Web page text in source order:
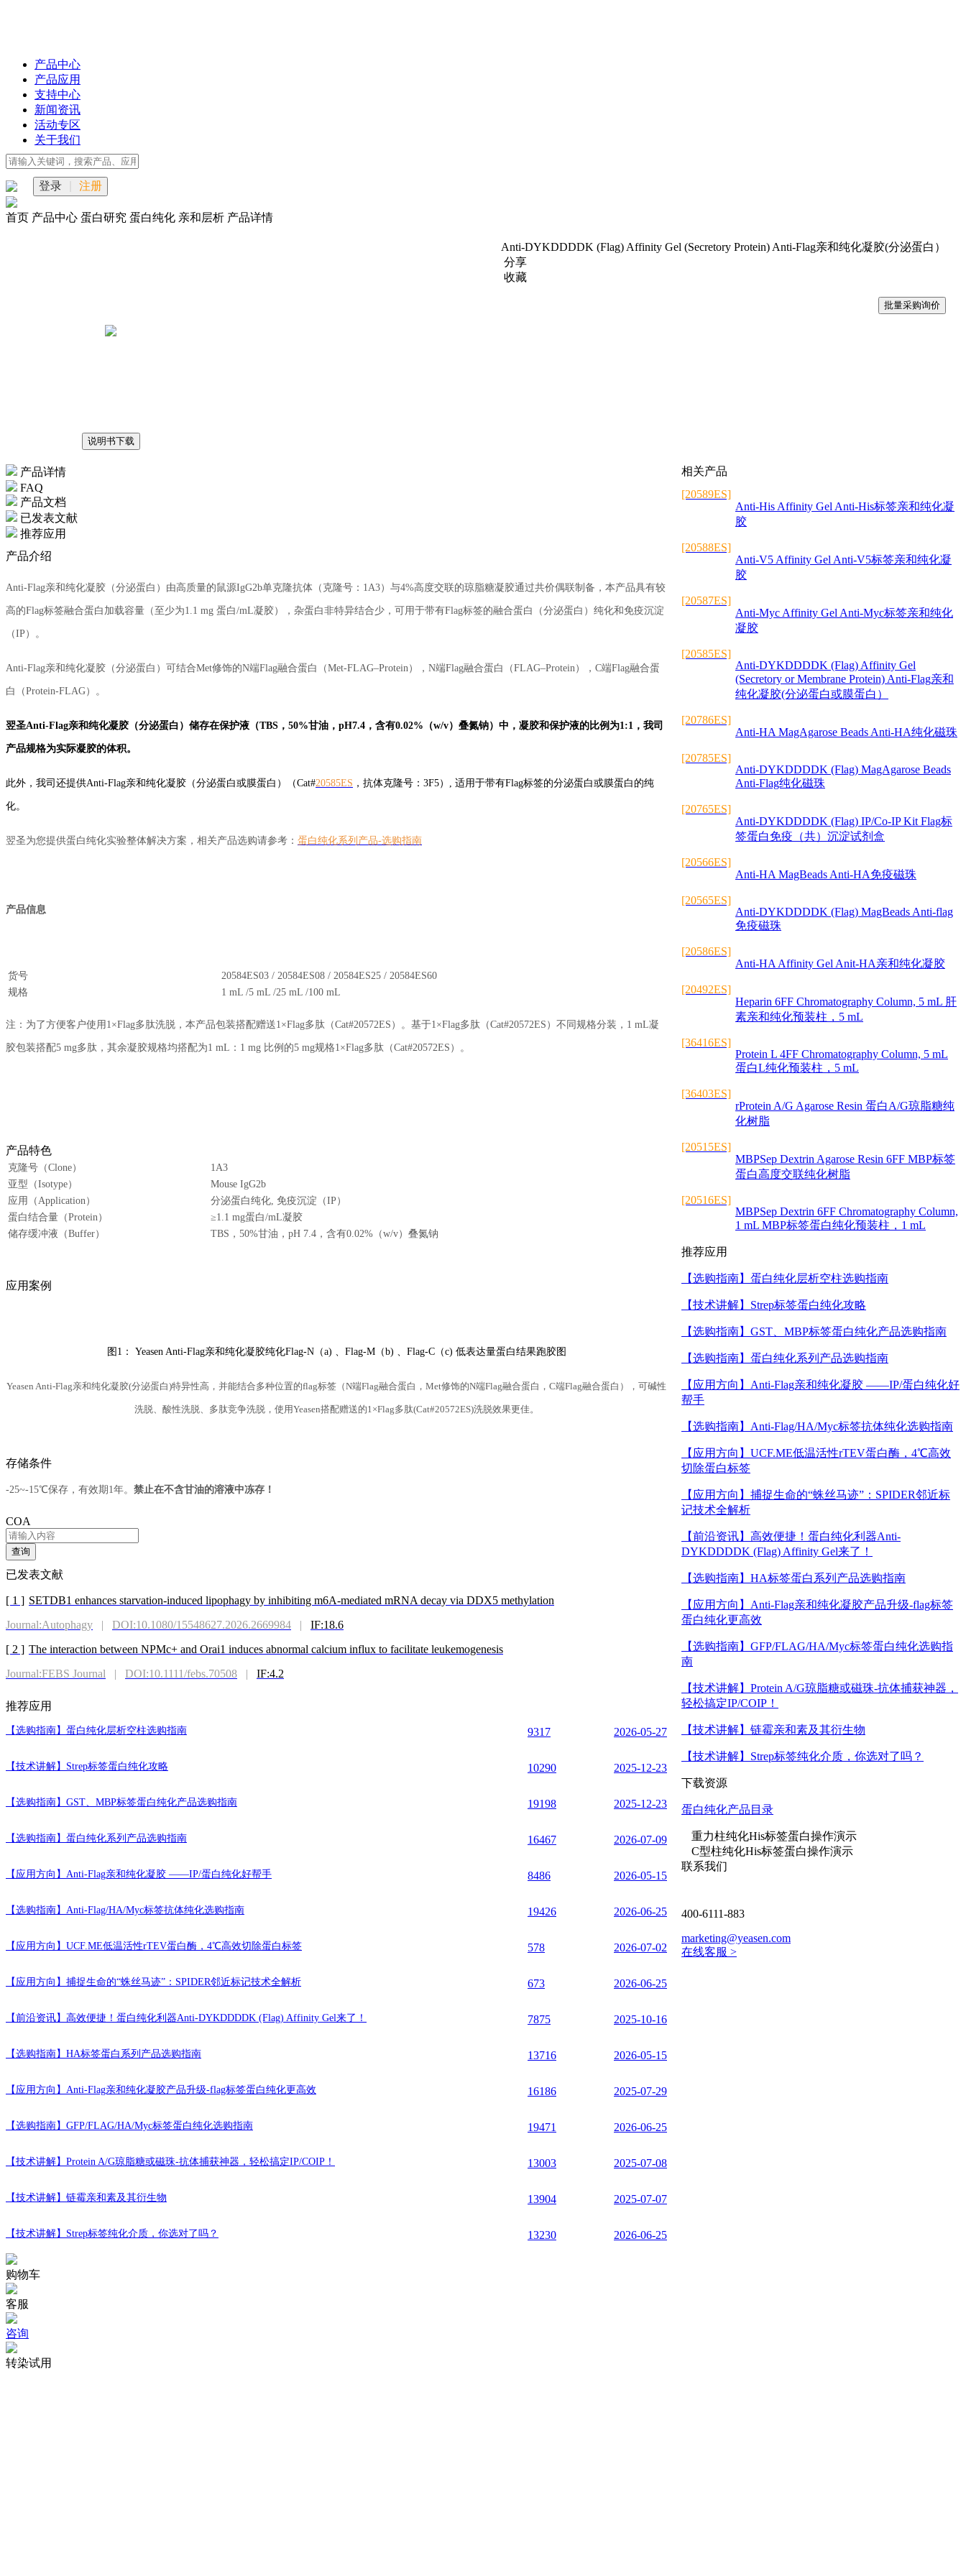
产品中心
产品应用
支持中心
新闻资讯
活动专区
关于我们
登录 注册
首页 产品中心 蛋白研究 蛋白纯化 亲和层析 产品详情
说明书下载
Anti-DYKDDDDK (Flag) Affinity Gel (Secretory Protein) Anti-Flag亲和纯化凝胶(分泌蛋白）
分享
收藏
批量采购询价
产品详情
FAQ
产品文档
已发表文献
推荐应用
产品介绍
Anti-Flag亲和纯化凝胶（分泌蛋白）由高质量的鼠源IgG2b单克隆抗体（克隆号：1A3）与4%高度交联的琼脂糖凝胶通过共价偶联制备，本产品具有较
高的Flag标签融合蛋白加载容量（至少为1.1 mg 蛋白/mL凝胶），杂蛋白非特异结合少，可用于带有Flag标签的融合蛋白（分泌蛋白）纯化和免疫沉淀
（IP）。
Anti-Flag亲和纯化凝胶（分泌蛋白）可结合Met修饰的N端Flag融合蛋白（Met-FLAG–Protein），N端Flag融合蛋白（FLAG–Protein），C端Flag融合蛋
白（Protein-FLAG）。
翌圣Anti-Flag亲和纯化凝胶（分泌蛋白）储存在保护液（TBS，50%甘油，pH7.4，含有0.02%（w/v）叠氮钠）中，凝胶和保护液的比例为1:1，我司
产品规格为实际凝胶的体积。
此外，我司还提供Anti-Flag亲和纯化凝胶（分泌蛋白或膜蛋白）（Cat#20585ES ，抗体克隆号：3F5）, 适用于带有Flag标签的分泌蛋白或膜蛋白的纯
化。
翌圣为您提供蛋白纯化实验整体解决方案，相关产品选购请参考： 蛋白纯化系列产品-选购指南
产品信息
货号
20584ES03 / 20584ES08 / 20584ES25 / 20584ES60
规格
1 mL /5 mL /25 mL /100 mL
注：为了方便客户使用1×Flag多肽洗脱，本产品包装搭配赠送1×Flag多肽（Cat#20572ES）。基于1×Flag多肽（Cat#20572ES）不同规格分装，1 mL凝
胶包装搭配5 mg多肽，其余凝胶规格均搭配为1 mL：1 mg 比例的5 mg规格1×Flag多肽（Cat#20572ES）。
产品特色
克隆号（Clone）
1A3
亚型（Isotype）
Mouse IgG2b
应用（Application）
分泌蛋白纯化, 免疫沉淀（IP）
蛋白结合量（Protein）
≥1.1 mg蛋白/mL凝胶
储存缓冲液（Buffer）
TBS，50%甘油，pH 7.4，含有0.02%（w/v）叠氮钠
应用案例
图1： Yeasen Anti-Flag亲和纯化凝胶纯化Flag-N（a) 、Flag-M（b) 、Flag-C（c) 低表达量蛋白结果跑胶图
Yeasen Anti-Flag亲和纯化凝胶(分泌蛋白)特异性高，并能结合多种位置的flag标签（N端Flag融合蛋白，Met修饰的N端Flag融合蛋白，C端Flag融合蛋白），可碱性
洗脱、酸性洗脱、多肽竞争洗脱，使用Yeasen搭配赠送的1×Flag多肽(Cat#20572ES)洗脱效果更佳。
存储条件
-25~-15℃保存，有效期1年。 禁止在不含甘油的溶液中冻存！
COA
查询
已发表文献
[ 1 ] SETDB1 enhances starvation-induced lipophagy by inhibiting m6A-mediated mRNA decay via DDX5 methylation
Journal:Autophagy
| DOI:10.1080/15548627.2026.2669984 |
IF:18.6
[ 2 ] The interaction between NPMc+ and Orai1 induces abnormal calcium influx to facilitate leukemogenesis
Journal:FEBS Journal
| DOI:10.1111/febs.70508 | IF:4.2
推荐应用
【选购指南】 蛋白纯化层析空柱选购指南 9317 2026-05-27
【技术讲解】 Strep标签蛋白纯化攻略 10290 2025-12-23
【选购指南】 GST、MBP标签蛋白纯化产品选购指南 19198 2025-12-23
【选购指南】 蛋白纯化系列产品选购指南 16467 2026-07-09
【应用方向】 Anti-Flag亲和纯化凝胶 ——IP/蛋白纯化好帮手 8486 2026-05-15
【选购指南】 Anti-Flag/HA/Myc标签抗体纯化选购指南 19426 2026-06-25
【应用方向】 UCF.ME低温活性rTEV蛋白酶，4℃高效切除蛋白标签 578 2026-07-02
【应用方向】 捕捉生命的“蛛丝马迹”：SPIDER邻近标记技术全解析 673 2026-06-25
【前沿资讯】 高效便捷！蛋白纯化利器Anti-DYKDDDDK (Flag) Affinity Gel来了！ 7875 2025-10-16
【选购指南】 HA标签蛋白系列产品选购指南 13716 2026-05-15
【应用方向】 Anti-Flag亲和纯化凝胶产品升级-flag标签蛋白纯化更高效 16186 2025-07-29
【选购指南】 GFP/FLAG/HA/Myc标签蛋白纯化选购指南 19471 2026-06-25
【技术讲解】 Protein A/G琼脂糖或磁珠-抗体捕获神器，轻松搞定IP/COIP！ 13003 2025-07-08
【技术讲解】 链霉亲和素及其衍生物 13904 2025-07-07
【技术讲解】 Strep标签纯化介质，你选对了吗？ 13230 2026-06-25
相关产品
[20589ES]
Anti-His Affinity Gel Anti-His标签亲和纯化凝
胶
[20588ES]
Anti-V5 Affinity Gel Anti-V5标签亲和纯化凝
胶
[20587ES]
Anti-Myc Affinity Gel Anti-Myc标签亲和纯化
凝胶
[20585ES]
Anti-DYKDDDDK (Flag) Affinity Gel
(Secretory or Membrane Protein) Anti-Flag亲和
纯化凝胶(分泌蛋白或膜蛋白）
[20786ES]
Anti-HA MagAgarose Beads Anti-HA纯化磁珠
[20785ES]
Anti-DYKDDDDK (Flag) MagAgarose Beads
Anti-Flag纯化磁珠
[20765ES]
Anti-DYKDDDDK (Flag) IP/Co-IP Kit Flag标
签蛋白免疫（共）沉淀试剂盒
[20566ES]
Anti-HA MagBeads Anti-HA免疫磁珠
[20565ES]
Anti-DYKDDDDK (Flag) MagBeads Anti-flag
免疫磁珠
[20586ES]
Anti-HA Affinity Gel Anit-HA亲和纯化凝胶
[20492ES]
Heparin 6FF Chromatography Column, 5 mL 肝
素亲和纯化预装柱，5 mL
[36416ES]
Protein L 4FF Chromatography Column, 5 mL
蛋白L纯化预装柱，5 mL
[36403ES]
rProtein A/G Agarose Resin 蛋白A/G琼脂糖纯
化树脂
[20515ES]
MBPSep Dextrin Agarose Resin 6FF MBP标签
蛋白高度交联纯化树脂
[20516ES]
MBPSep Dextrin 6FF Chromatography Column,
1 mL MBP标签蛋白纯化预装柱，1 mL
推荐应用
【选购指南】 蛋白纯化层析空柱选购指南
【技术讲解】 Strep标签蛋白纯化攻略
【选购指南】 GST、MBP标签蛋白纯化产品选购指南
【选购指南】 蛋白纯化系列产品选购指南
【应用方向】 Anti-Flag亲和纯化凝胶 ——IP/蛋白纯化好
帮手
【选购指南】 Anti-Flag/HA/Myc标签抗体纯化选购指南
【应用方向】 UCF.ME低温活性rTEV蛋白酶，4℃高效
切除蛋白标签
【应用方向】 捕捉生命的“蛛丝马迹”：SPIDER邻近标
记技术全解析
【前沿资讯】 高效便捷！蛋白纯化利器Anti-
DYKDDDDK (Flag) Affinity Gel来了！
【选购指南】 HA标签蛋白系列产品选购指南
【应用方向】 Anti-Flag亲和纯化凝胶产品升级-flag标签
蛋白纯化更高效
【选购指南】 GFP/FLAG/HA/Myc标签蛋白纯化选购指
南
【技术讲解】 Protein A/G琼脂糖或磁珠-抗体捕获神器，
轻松搞定IP/COIP！
【技术讲解】 链霉亲和素及其衍生物
【技术讲解】 Strep标签纯化介质，你选对了吗？
下载资源
蛋白纯化产品目录
重力柱纯化His标签蛋白操作演示
C型柱纯化His标签蛋白操作演示
联系我们
400-6111-883
marketing@yeasen.com
在线客服 >
购物车
客服
咨询
转染试用